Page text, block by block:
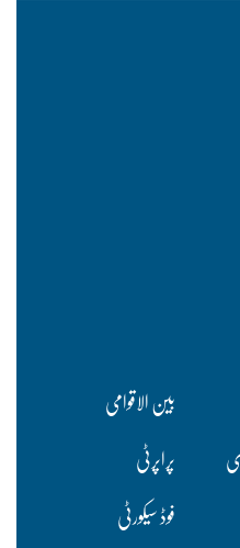
بین الاقوامی
پراپرٹی
فوڈ سیکورٹی